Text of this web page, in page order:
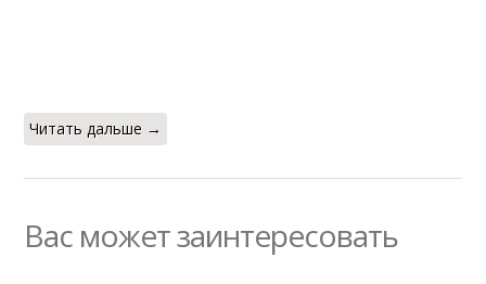
Читать дальше →
Вас может заинтересовать